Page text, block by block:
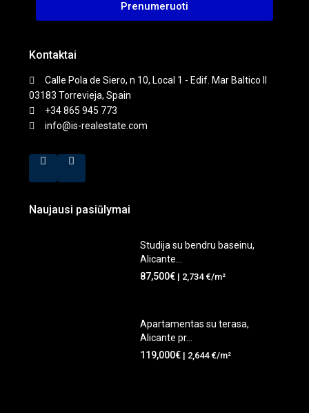
Prenumeruoti
Kontaktai
Calle Pola de Siero, n 10, Local 1 - Edif. Mar Baltico II
03183 Torrevieja, Spain
+34 865 945 773
info@is-realestate.com
Naujausi pasiūlymai
Studija su bendru baseinu,
Alicante...
87,500€ | 2,734 €/m²
Apartamentas su terasa,
Alicante pr...
119,000€ | 2,644 €/m²